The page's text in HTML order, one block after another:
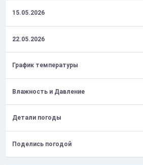
15.05.2026
22.05.2026
График температуры
Влажность и Давление
Детали погоды
Поделись погодой